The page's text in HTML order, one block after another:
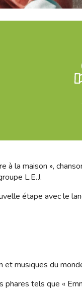
à la maison »,
L.E.J.
étape avec le
et musiques du
tels que «